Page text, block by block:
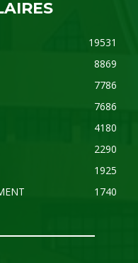
19531
8869
7786
7686
4180
2290
1925
1740